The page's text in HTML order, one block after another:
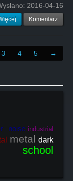
2016-04-16
Komentarz
3 4 5 →
noise industrial
metal dark